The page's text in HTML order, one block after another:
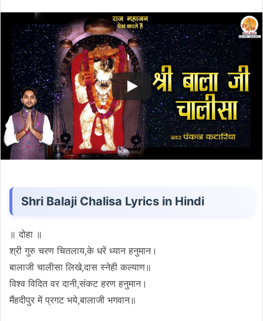
email
Shri Balaji Chalisa Lyrics in Hindi
॥ दोहा ॥
श्री गुरु चरण चितलाय,के धरें ध्यान हनुमान।
बालाजी चालीसा लिखे,दास स्नेही कल्याण॥
विश्व विदित वर दानी,संकट हरण हनुमान।
मैंहदीपुर में प्रगट भये,बालाजी भगवान॥